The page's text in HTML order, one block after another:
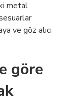
metal
ve göz alıcı
göre